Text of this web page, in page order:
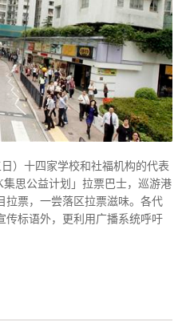
）十四家学校和社福机构的代表
集思公益计划」拉票巴士，巡游港
拉票，一尝落区拉票滋味。各代
传标语外，更利用广播系统呼吁